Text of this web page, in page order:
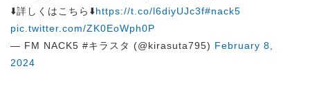
⬇️詳しくはこちら⬇️https://t.co/l6diyUJc3f#nack5
pic.twitter.com/ZK0EoWph0P
— FM NACK5 #キラスタ (@kirasuta795) February 8,
2024